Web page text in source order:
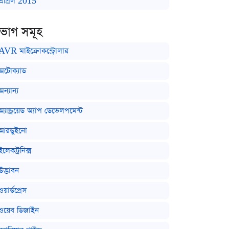
সমূহ
মাইক্রোকন্ট্রোলার
অ্যাপ ডেভেলপমেন্ট
ডিজাইন